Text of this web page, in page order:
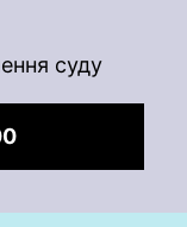
суду